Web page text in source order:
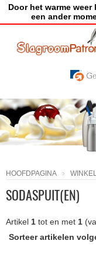
Door het warme
een ander
HOOFDPAGINA
SODASPUIT(EN)
Artikel 1 tot en met 1
Sorteer artikelen